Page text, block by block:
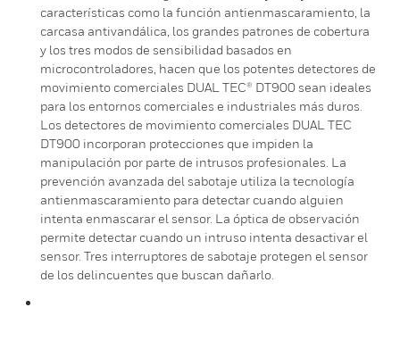
características como la función antienmascaramiento, la
carcasa antivandálica, los grandes patrones de cobertura
y los tres modos de sensibilidad basados en
microcontroladores, hacen que los potentes detectores de
movimiento comerciales DUAL TEC® DT900 sean ideales
para los entornos comerciales e industriales más duros.
Los detectores de movimiento comerciales DUAL TEC
DT900 incorporan protecciones que impiden la
manipulación por parte de intrusos profesionales. La
prevención avanzada del sabotaje utiliza la tecnología
antienmascaramiento para detectar cuando alguien
intenta enmascarar el sensor. La óptica de observación
permite detectar cuando un intruso intenta desactivar el
sensor. Tres interruptores de sabotaje protegen el sensor
de los delincuentes que buscan dañarlo.